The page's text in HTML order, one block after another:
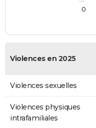
0
Violences en 2025
Violences sexuelles
Violences physiques
intrafamiliales